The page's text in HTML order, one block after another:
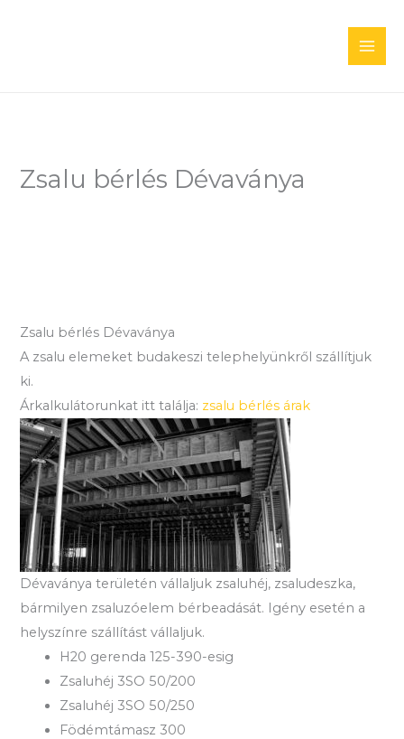
Zsalu bérlés Dévaványa
Zsalu bérlés Dévaványa
A zsalu elemeket budakeszi telephelyünkről szállítjuk
ki.
Árkalkulátorunkat itt találja: zsalu bérlés árak
Dévaványa területén vállaljuk zsaluhéj, zsaludeszka,
bármilyen zsaluzóelem bérbeadását. Igény esetén a
helyszínre szállítást vállaljuk.
H20 gerenda 125-390-esig
Zsaluhéj 3SO 50/200
Zsaluhéj 3SO 50/250
Födémtámasz 300